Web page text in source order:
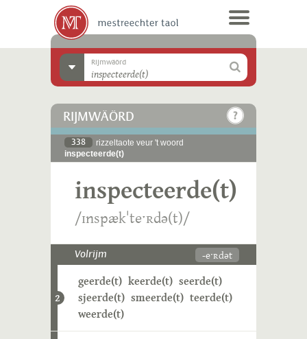
Rijmwäörd
RIJMWÄÖRD
338
rizzeltaote veur 't woord
inspecteerde(t)
inspecteerde(t)
/ɪnspækˈteˑʀdə(t)/
Volrijm -eˑʀdət
2
geerde(t) keerde(t) seerde(t)
sjeerde(t) smeerde(t) teerde(t)
weerde(t)